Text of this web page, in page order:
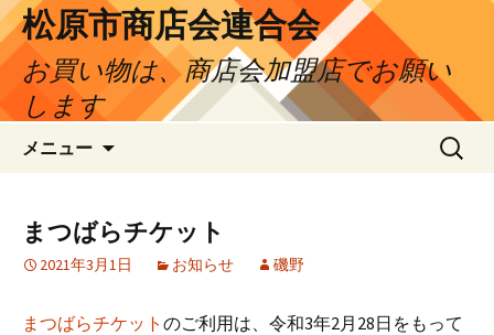
松原市商店会連合会
お買い物は、商店会加盟店でお願い
します
メニュー
ツ
へ
キ
検
索:
まつばらチケット
2021年3月1日 お知らせ 磯野
まつばらチケット のご利用は、令和3年2月28日をもって